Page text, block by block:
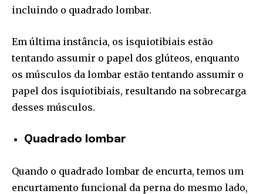
incluindo o quadrado lombar.
Em última instância, os isquiotibiais estão
tentando assumir o papel dos glúteos, enquanto
os músculos da lombar estão tentando assumir o
papel dos isquiotibiais, resultando na sobrecarga
desses músculos.
Quadrado lombar
Quando o quadrado lombar de encurta, temos um
encurtamento funcional da perna do mesmo lado,